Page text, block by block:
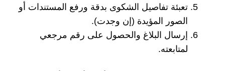
تعبئة تفاصيل الشكوى بدقة ورفع المستندات أو
الصور المؤيدة (إن وجدت).
إرسال البلاغ والحصول على رقم مرجعي
لمتابعته.